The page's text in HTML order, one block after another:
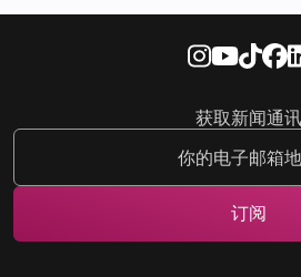
获取新闻通讯